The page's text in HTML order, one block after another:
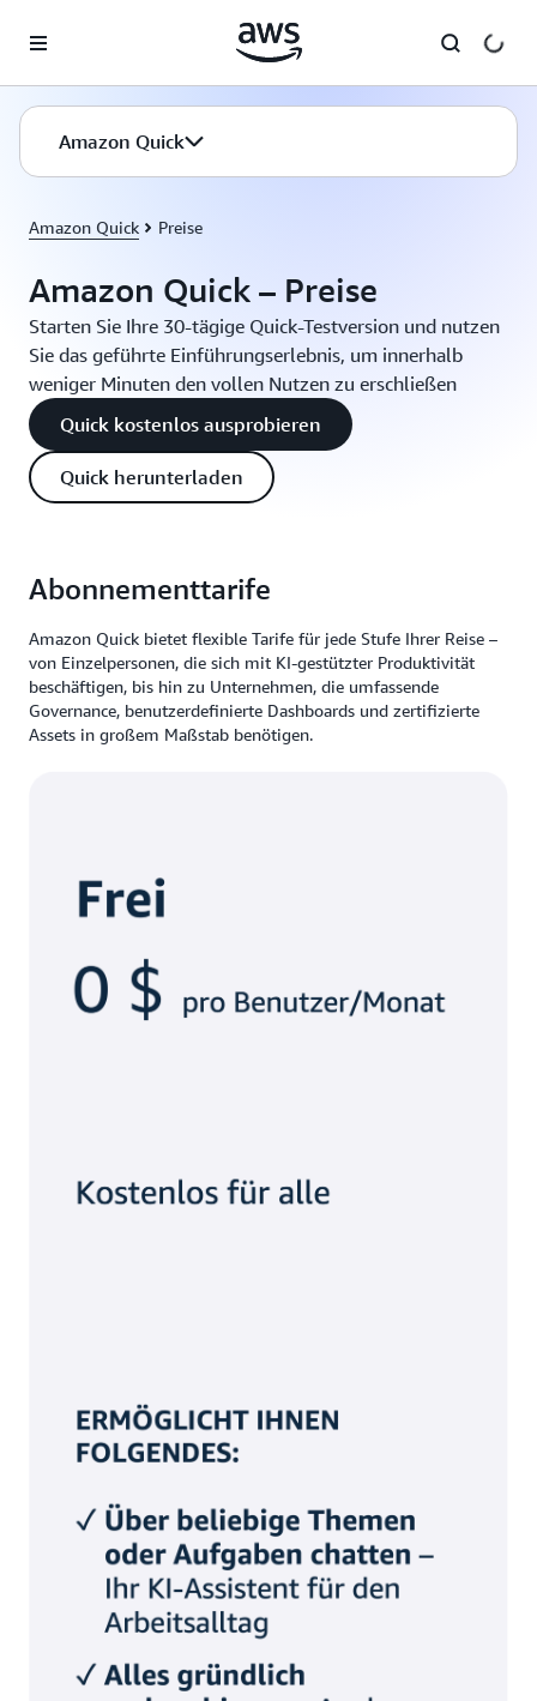
Überspringen zum Hauptinhalt
Amazon Quick
Amazon Quick Preise
Amazon Quick – Preise
Starten Sie Ihre 30-tägige Quick-Testversion und nutzen
Sie das geführte Einführungserlebnis, um innerhalb
weniger Minuten den vollen Nutzen zu erschließen
Quick kostenlos ausprobieren
Quick herunterladen
Abonnementtarife
Amazon Quick bietet flexible Tarife für jede Stufe Ihrer Reise –
von Einzelpersonen, die sich mit KI-gestützter Produktivität
beschäftigen, bis hin zu Unternehmen, die umfassende
Governance, benutzerdefinierte Dashboards und zertifizierte
Assets in großem Maßstab benötigen.